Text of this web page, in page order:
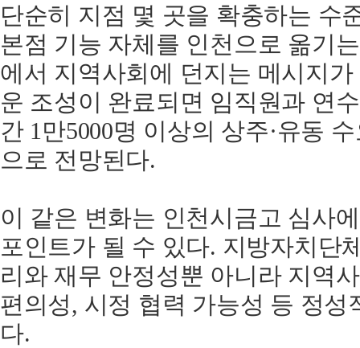
단순히 지점 몇 곳을 확충하는 수
본점 기능 자체를 인천으로 옮기
에서 지역사회에 던지는 메시지
운 조성이 완료되면 임직원과 연
간 1만5000명 이상의 상주·유동
으로 전망된다.
이 같은 변화는 인천시금고 심사
포인트가 될 수 있다. 지방자치단
리와 재무 안정성뿐 아니라 지역
편의성, 시정 협력 가능성 등 정성
다.